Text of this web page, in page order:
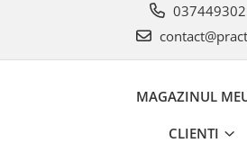
MAGAZINUL
CLIENTI